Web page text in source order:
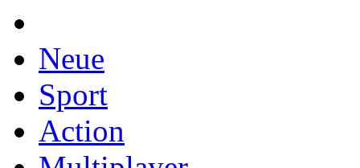
Neue
Sport
Action